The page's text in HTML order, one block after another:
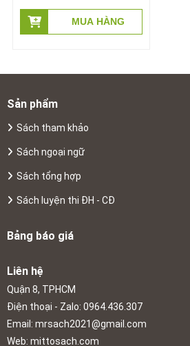
Sản phẩm
Sách tham khảo
Sách ngoại ngữ
Sách tổng hợp
Sách luyện thi ĐH - CĐ
Bảng báo giá
Liên hệ
Quận 8, TPHCM
Điện thoại - Zalo: 0964.436.307
Email: mrsach2021@gmail.com
Web: mittosach.com